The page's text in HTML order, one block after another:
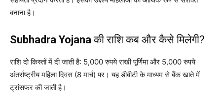
बनाना है।
Subhadra Yojana की राशि कब और कैसे मिलेगी?
राशि दो किस्तों में दी जाती है: 5,000 रुपये राखी पूर्णिमा और 5,000 रुपये
अंतर्राष्ट्रीय महिला दिवस (8 मार्च) पर। यह डीबीटी के माध्यम से बैंक खाते में
ट्रांसफर की जाती है।